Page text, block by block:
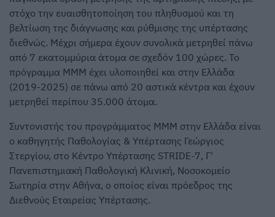
στόχο την ευαισθητοποίηση του πληθυσμού και τη
βελτίωση της διάγνωσης και ρύθμισης της υπέρτασης
διεθνώς. Μέχρι σήμερα έχουν συνολικά μετρηθεί πάνω
από 7 εκατομμύρια άτομα σε σχεδόν 100 χώρες. Το
πρόγραμμα MMM έχει υλοποιηθεί και στην Ελλάδα
(2019-2025) σε πάνω από 20 αστικά κέντρα και έχουν
μετρηθεί περίπου 35.000 άτομα.
Συντονιστής του προγράμματος ΜΜΜ στην Ελλάδα είναι
ο καθηγητής Παθολογίας & Υπέρτασης Γεώργιος
Στεργίου, στο Κέντρο Υπέρτασης STRIDE-7, Γ'
Πανεπιστημιακή Παθολογική Κλινική, Νοσοκομείο
Σωτηρία στην Αθήνα, ο οποίος είναι πρόεδρος της
Διεθνούς Εταιρείας Υπέρτασης.